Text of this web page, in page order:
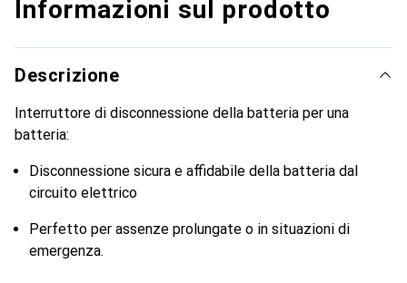
Informazioni sul prodotto
Descrizione
Interruttore di disconnessione della batteria per una
batteria:
Disconnessione sicura e affidabile della batteria dal
circuito elettrico
Perfetto per assenze prolungate o in situazioni di
emergenza.